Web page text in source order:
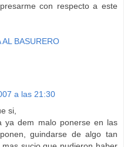
con respecto a este
AL BASURERO
a las 21:30
si,
dem malo ponerse en las
guindarse de algo tan